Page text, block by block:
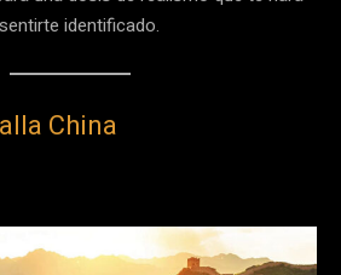
identificado.
China